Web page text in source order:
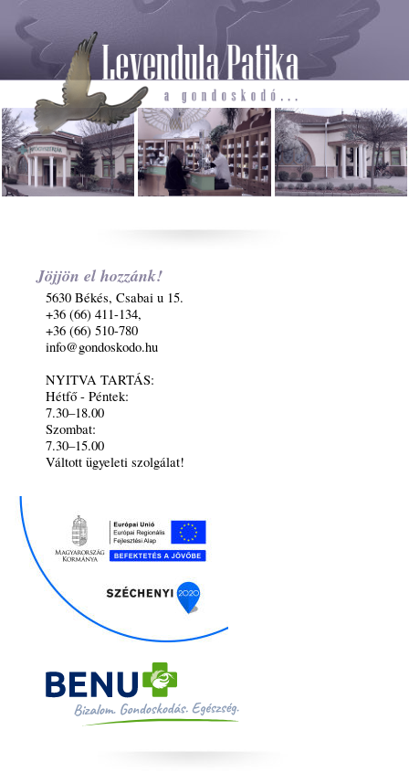
Jöjjön el hozzánk!
5630 Békés, Csabai u 15.
+36 (66) 411-134,
+36 (66) 510-780
info@gondoskodo.hu
NYITVA TARTÁS:
Hétfő - Péntek:
7.30–18.00
Szombat:
7.30–15.00
Váltott ügyeleti szolgálat!